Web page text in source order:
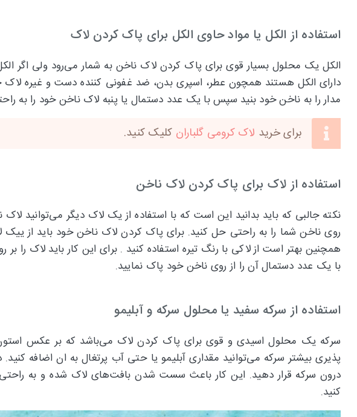
استفاده از الکل یا مواد حاوی الکل برای پاک کردن لاک
الکل یک محلول بسیار قوی برای پاک کردن لاک ناخن به شمار می‌رود ولی اگر الکل
دارای الکل هستند همچون عطر، اسپری بدن، ضد غفونی کننده دست و غیره لاک
مدار را به ناخن خود بنید سپس با یک عدد دستمال یا پنبه لاک ناخن خود را به
برای خرید لاک کرومی گلباران کلیک کنید.
استفاده از لاک برای پاک کردن لاک ناخن
نکته جالبی که باید بدانید این است که با استفاده از یک لاک دیگر می‌توانید
روی ناخن شما را به راحتی حل کنید. برای پاک کردن لاک ناخن خود باید از
همچنین بهتر است از لاکی با رنگ تیره استفاده کنید . برای این کار باید لاک
با یک عدد دستمال آن را از روی ناخن خود پاک نمایید.
استفاده از سرکه سفید یا محلول سرکه و آبلیمو
سرکه یک محلول اسیدی و قوی برای پاک کردن لاک می‌باشد که بر عکس استون
درون سرکه قرار دهید. این کار باعث سست شدن بافت‌های لاک شده و به
کنید.